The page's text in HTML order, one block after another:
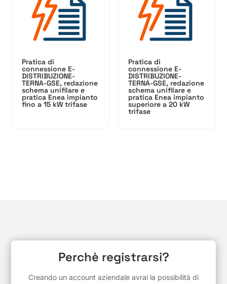
Pratica di
connessione E-
DISTRIBUZIONE-
TERNA-GSE, redazione
schema unifilare e
pratica Enea impianto
fino a 15 kW trifase
Pratica di
connessione E-
DISTRIBUZIONE-
TERNA-GSE, redazione
schema unifilare e
pratica Enea impianto
superiore a 20 kW
trifase
Perchè registrarsi?
Creando un account aziendale avrai la possibilità di